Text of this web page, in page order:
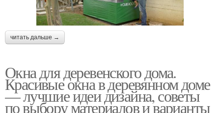
читать дальше →
Окна для деревенского дома.
Красивые окна в деревянном доме
— лучшие идеи дизайна, советы
по выбору материалов и варианты